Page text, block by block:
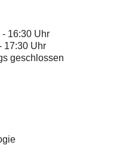
- 16:30 Uhr
17:30 Uhr
geschlossen